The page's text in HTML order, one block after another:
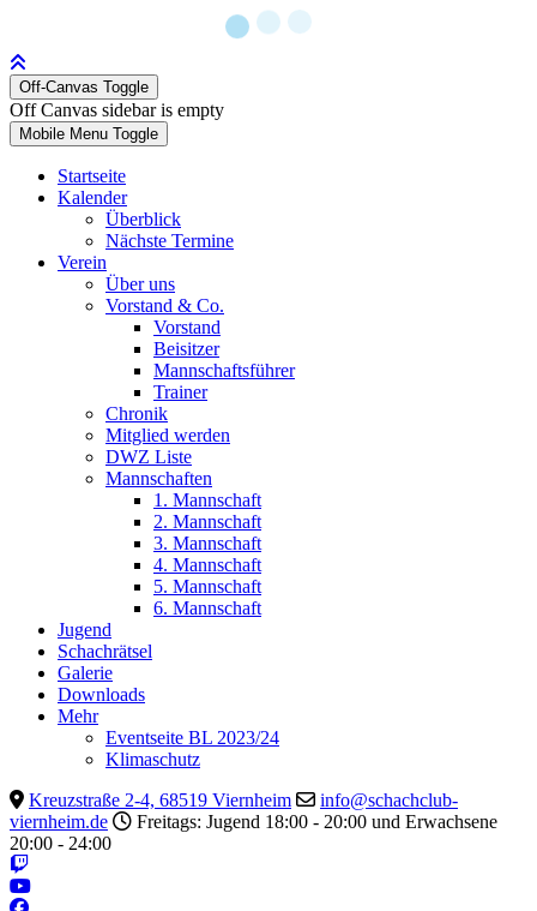
Off-Canvas Toggle
Off Canvas sidebar is empty
Mobile Menu Toggle
Startseite
Kalender
Überblick
Nächste Termine
Verein
Über uns
Vorstand & Co.
Vorstand
Beisitzer
Mannschaftsführer
Trainer
Chronik
Mitglied werden
DWZ Liste
Mannschaften
1. Mannschaft
2. Mannschaft
3. Mannschaft
4. Mannschaft
5. Mannschaft
6. Mannschaft
Jugend
Schachrätsel
Galerie
Downloads
Mehr
Eventseite BL 2023/24
Klimaschutz
Kreuzstraße 2-4, 68519 Viernheim
info@schachclub-
viernheim.de
Freitags: Jugend 18:00 - 20:00 und Erwachsene
20:00 - 24:00